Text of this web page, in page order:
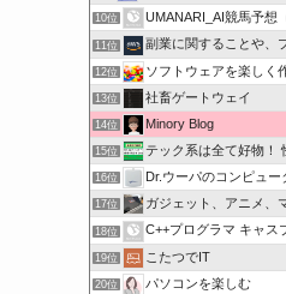
10位 UMANARI_AI競馬予想
11位 副業に関することや、プ
12位 ソフトウェアを楽しく作ろう！
13位 社畜ゲートウェイ
14位 Minory Blog
15位 テック系は全て好物！
16位 Dr.ウーパのコンピュー
17位 ガジェット、アニメ、マンガが
18位 C++プログラマ キャス
19位 こたつでIT
20位 パソコンを楽しむ